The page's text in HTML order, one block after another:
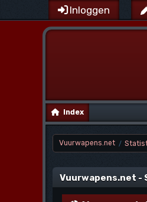
Inloggen
Index
Vuurwapens.net /
Vuurwapens.net